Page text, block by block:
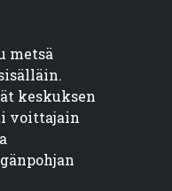
metsä
keskuksen
voittajain